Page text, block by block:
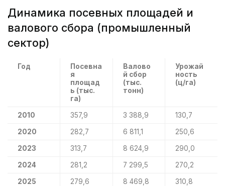
Динамика посевных площадей и
валового сбора (промышленный
сектор)
Год
Посевна
я
площад
ь (тыс.
га)
Валово
й сбор
(тыс.
тонн)
Урожай
ность
(ц/га)
2010 357,9 3 388,9 130,7
2020 282,7 6 811,1 250,6
2023 313,7 8 624,9 290,0
2024 281,2 7 299,5 270,2
2025 279,6 8 469,8 310,8